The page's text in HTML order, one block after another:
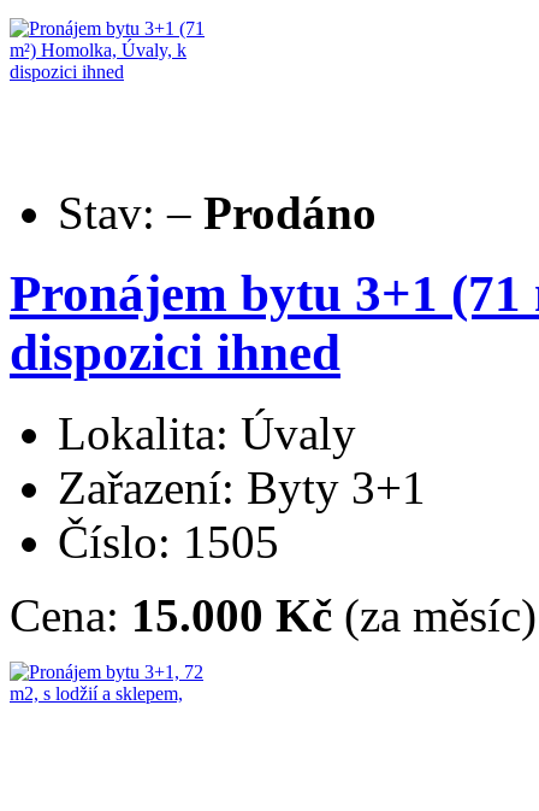
Stav: – Prodáno
Pronájem bytu 3+1
dispozici ihned
Lokalita: Úvaly
Zařazení: Byty 3+1
Číslo: 1505
Cena: 15.000 Kč (za měsíc)